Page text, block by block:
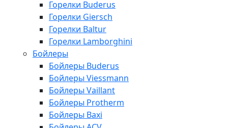
Горелки Buderus
Горелки Giersch
Горелки Baltur
Горелки Lamborghini
Бойлеры
Бойлеры Buderus
Бойлеры Viessmann
Бойлеры Vaillant
Бойлеры Protherm
Бойлеры Baxi